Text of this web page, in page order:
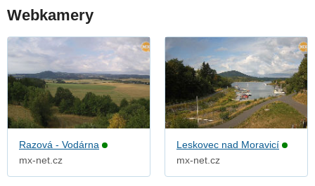
Webkamery
Razová - Vodárna
mx-net.cz
Leskovec nad Moravicí
mx-net.cz